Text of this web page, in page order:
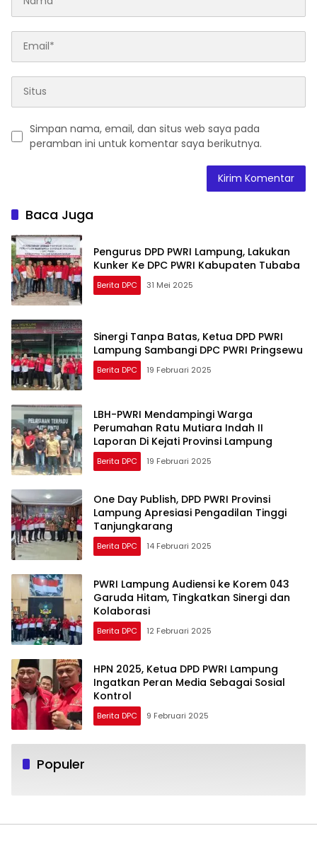
Simpan nama, email, dan situs web saya pada
peramban ini untuk komentar saya berikutnya.
Baca Juga
Pengurus DPD PWRI Lampung, Lakukan
Kunker Ke DPC PWRI Kabupaten Tubaba
Berita DPC 31 Mei 2025
Sinergi Tanpa Batas, Ketua DPD PWRI
Lampung Sambangi DPC PWRI Pringsewu
Berita DPC 19 Februari 2025
LBH-PWRI Mendampingi Warga
Perumahan Ratu Mutiara Indah II
Laporan Di Kejati Provinsi Lampung
Berita DPC 19 Februari 2025
One Day Publish, DPD PWRI Provinsi
Lampung Apresiasi Pengadilan Tinggi
Tanjungkarang
Berita DPC 14 Februari 2025
PWRI Lampung Audiensi ke Korem 043
Garuda Hitam, Tingkatkan Sinergi dan
Kolaborasi
Berita DPC 12 Februari 2025
HPN 2025, Ketua DPD PWRI Lampung
Ingatkan Peran Media Sebagai Sosial
Kontrol
Berita DPC 9 Februari 2025
Populer